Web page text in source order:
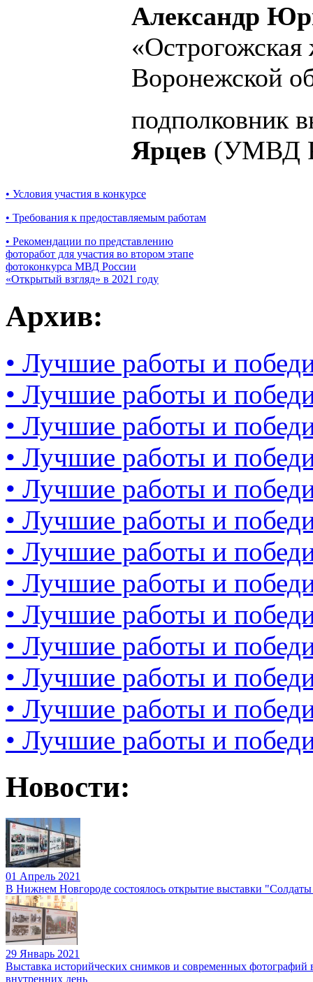
Александр
Воронежской
подполковник
Ярцев (УМВД
• Условия участия в конкурсе
• Требования к предоставляемым работам
• Рекомендации по представлению
фоторабот для участия во втором этапе
фотоконкурса МВД России
«Открытый взгляд» в 2021 году
Архив:
• Лучшие работы и
• Лучшие работы и
• Лучшие работы и
• Лучшие работы и
• Лучшие работы и
• Лучшие работы и
• Лучшие работы и
• Лучшие работы и
• Лучшие работы и
• Лучшие работы и
• Лучшие работы и
• Лучшие работы и
• Лучшие работы и
Новости:
01 Апрель 2021
В Нижнем Новгороде состоялось открытие выставки
29 Январь 2021
Выставка историйческих снимков и современных
внутренних день